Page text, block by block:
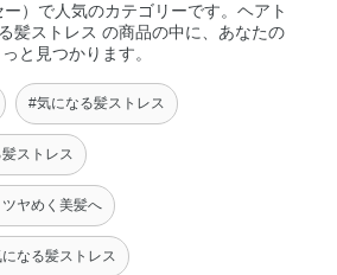
）で人気のカテゴリーです。ヘアト
髪ストレス の商品の中に、あなたの
と見つかります。
#気になる髪ストレス
ストレス
ヤめく美髪へ
なる髪ストレス